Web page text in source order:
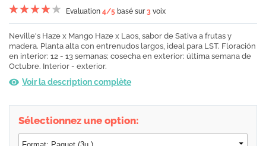
Evaluation 4/5 basé sur3 voix
Neville's Haze x Mango Haze x Laos, sabor de Sativa a frutas y
madera. Planta alta con entrenudos largos, ideal para LST. Floración
en interior: 12 - 13 semanas; cosecha en exterior: última semana de
Octubre. Interior - exterior.
Voir la description complète
Sélectionnez une option: